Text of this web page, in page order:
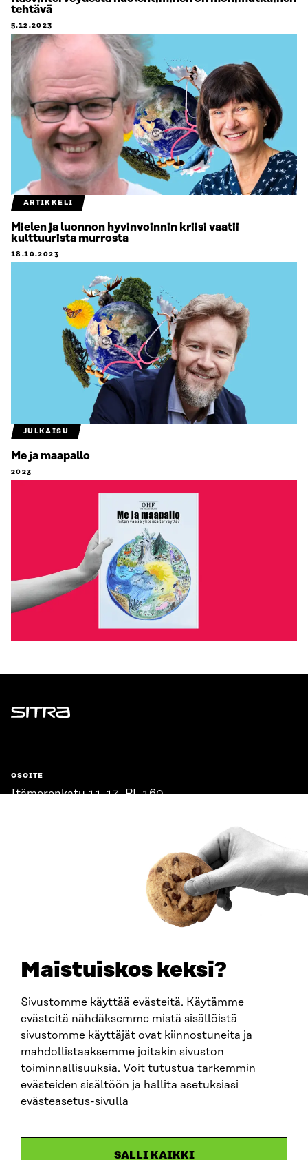
Maistuiskos keksi?
Sivustomme käyttää evästeitä. Käytämme
evästeitä nähdäksemme mistä sisällöistä
sivustomme käyttäjät ovat kiinnostuneita ja
mahdollistaaksemme joitakin sivuston
toiminnallisuuksia. Voit tutustua tarkemmin
evästeiden sisältöön ja hallita asetuksiasi
evästeasetus-sivulla
SALLI KAIKKI
tehtävä
5.12.2023
ARTIKKELI
Mielen ja luonnon hyvinvoinnin kriisi vaatii
kulttuurista murrosta
18.10.2023
JULKAISU
Me ja maapallo
2023
Sitra
OSOITE
Itämerenkatu 11-13, PL 160,
SITRA SOSIAALISESSA MEDIASSA
LinkedIn
Instagram
YouTube